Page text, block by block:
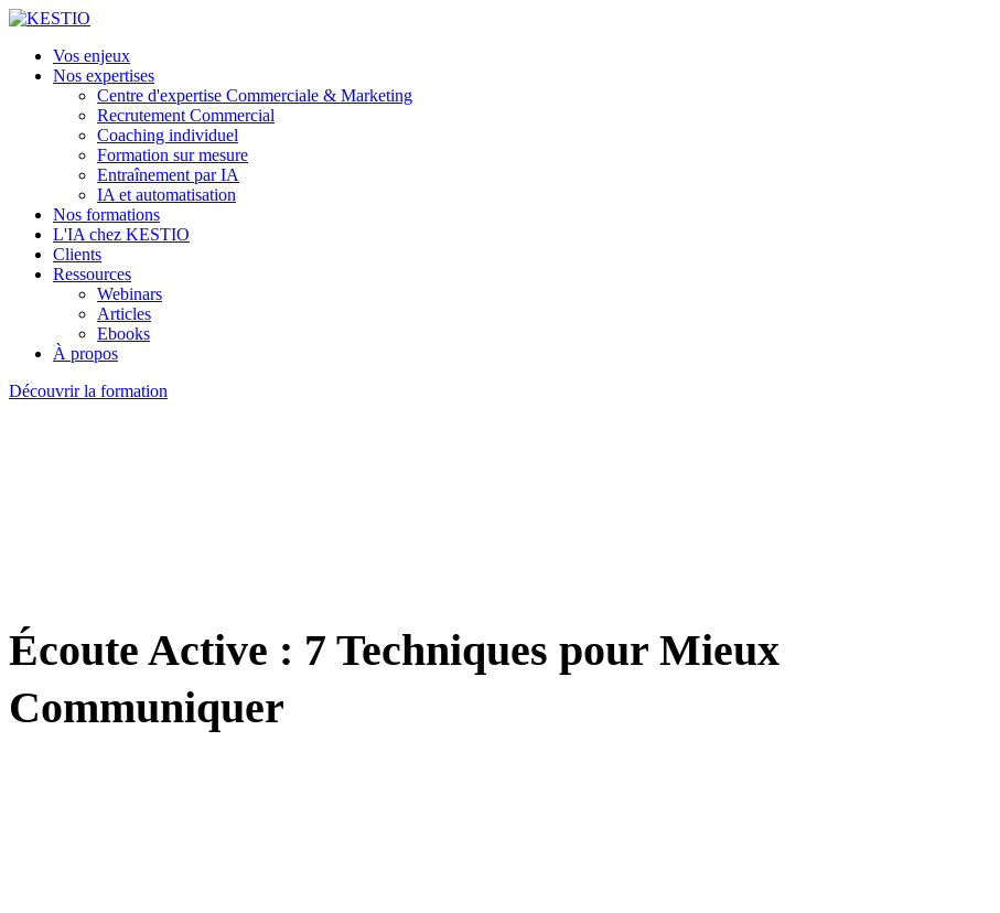
Vos enjeux
Nos expertises
Centre d'expertise Commerciale & Marketing
Recrutement Commercial
Coaching individuel
Formation sur mesure
Entraînement par IA
IA et automatisation
Nos formations
L'IA chez KESTIO
Clients
Ressources
Webinars
Articles
Ebooks
À propos
Découvrir la formation
Écoute Active : 7 Techniques pour Mieux
Communiquer